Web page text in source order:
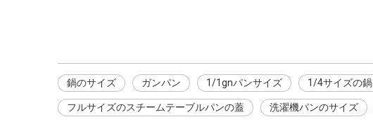
鍋のサイズ ガンパン 1/1gnパンサイズ 1/4サイズの鍋
フルサイズのスチームテーブルパンの蓋 洗濯機パンのサイズ